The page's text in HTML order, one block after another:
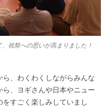
祝祭への思いが高まりました！
、わくわくしながらみんな
、ヨギさんや日本やニュー
すごく楽しみしていまし